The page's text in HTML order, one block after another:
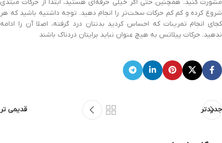
مشورت کنید. همچنین حتی اگر خیلی حرفه‌ای هستید، ابتدا از حرکات مبتدی
شروع کرده و کم کم حرکات سخت‌تر را انجام دهید. توجه داشتیه باشید که هر
کجای انجام تمرینات که احساس کردید بدنتان درد گرفته، اصلا آن را ادامه
ندهید. حرکات پیلاتس به هیچ عنوان نباید برایتان دردناک باشند
جدیدتر قدیمی تر